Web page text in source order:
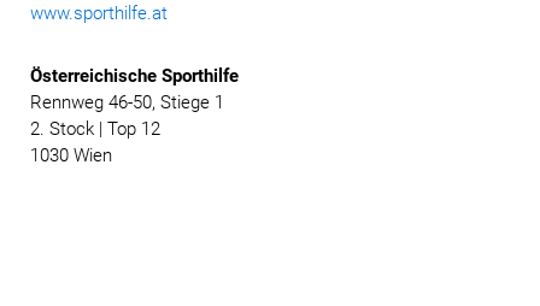
www.sporthilfe.at
Österreichische Sporthilfe
Rennweg 46-50, Stiege 1
2. Stock | Top 12
1030 Wien